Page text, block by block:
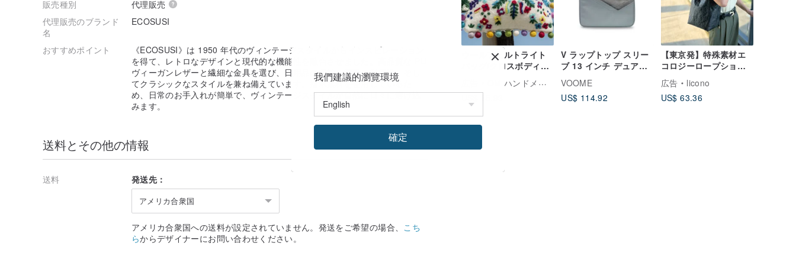
ウールフェルトライト
バッグ/クロスボディバ
ッグ/サイドバッグ/ショ
ルダーバッグ/トートバ
セル
OM ハンドメイド
V ラップトップ スリー
ブ 13 インチ デュアル
V ラップトップ コンピ
ューター バッグブルー
アイスミスト
VOOME
US$ 114.92
【東京発】特殊素材エ
コロジーロープショル
ダー black × green
広告
licono
US$ 63.36
流の配送状況によります。
• 商品のサイズ、色、仕様に関するご質問がございましたら、ご注文前にお気軽にお問い合わせく
ださい。
.
◆ ECOSUSI ブランドストーリー
Timeless American Style
Vintage Inspired Laptop Bags for Modern Daily Life
ECOSUSI のデザインは、1950 年代のヴィンテージスタイルからインスピレーションを得ていま
す。
私たちは、良いバッグは単なる収納ツールではなく、
日々の生活に寄り添うスタイルのパートナーであると信じています。
通勤、通学、旅行、日常のお出かけまで、
ECOSUSI はレトロなフォルム、現代的な機能性、実用的な収納をデザインに融合させ、
美しさと実用性を兼ね備えたバッグを創り出しています。
ブランドは高品質な PU ヴィーガンレザーと繊細な金属部品を選び、
クラシックなレトロ感を保ちつつ、
販売種別
代理販売
代理販売のブランド
名
ECOSUSI
おすすめポイント
《ECOSUSI》は 1950 年代のヴィンテージスタイルからインスピレーション
を得て、レトロなデザインと現代的な機能性を融合させました。高品質な PU
ヴィーガンレザーと繊細な金具を選び、日用品の収納、通勤の利便性、そし
てクラシックなスタイルを兼ね備えています。撥水素材を使用しているた
め、日常のお手入れが簡単で、ヴィンテージスタイルが自然に日々に溶け込
みます。
送料とその他の情報
送料 発送先：
アメリカ合衆国
アメリカ合衆国への送料が設定されていません。発送をご希望の場合、 こち
らからデザイナーにお問い合わせください。
我們建議的瀏覽環境
確定